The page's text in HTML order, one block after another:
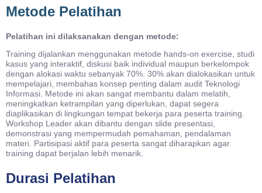
Metode Pelatihan
Pelatihan ini dilaksanakan dengan metode:
Training dijalankan menggunakan metode hands-on exercise, studi
kasus yang interaktif, diskusi baik individual maupun berkelompok
dengan alokasi waktu sebanyak 70%. 30% akan dialokasikan untuk
mempelajari, membahas konsep penting dalam audit Teknologi
Informasi. Metode ini akan sangat membantu dalam melatih,
meningkatkan ketrampilan yang diperlukan, dapat segera
diaplikasikan di lingkungan tempat bekerja para peserta training.
Workshop Leader akan dibantu dengan slide presentasi,
demonstrasi yang mempermudah pemahaman, pendalaman
materi. Partisipasi aktif para peserta sangat diharapkan agar
training dapat berjalan lebih menarik.
Durasi Pelatihan